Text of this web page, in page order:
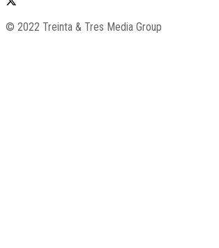
© 2022 Treinta & Tres Media Group